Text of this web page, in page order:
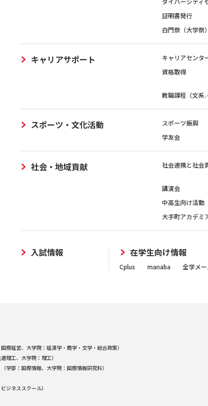
証明書発行
白門祭（大学祭）
キャリアサポート キャリアセンタ
資格取得
教職課程（文系
スポーツ・文化活動 スポーツ振興
学友会
社会・地域貢献 社会連携と社会
講演会
中高生向け活動
大手町アカデミ
入試情報 在学生向け情報
Cplus manaba 全学メー
際経営、大学院：経済学・商学・文学・総合政策）
理工、大学院：理工）
学部：国際情報、大学院：国際情報研究科）
ジネススクール）